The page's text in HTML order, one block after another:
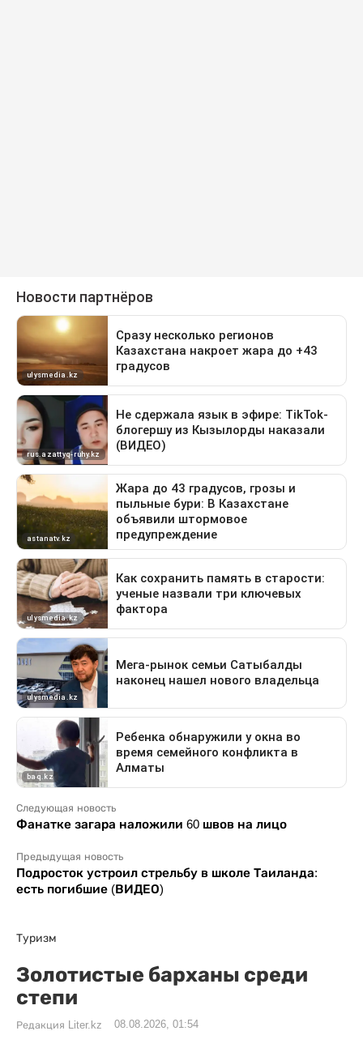
Следующая новость
Фанатке загара наложили 60 швов на лицо
Предыдущая новость
Подросток устроил стрельбу в школе Таиланда:
есть погибшие (ВИДЕО)
Туризм
Золотистые барханы среди
степи
Редакция Liter.kz 08.08.2026, 01:54